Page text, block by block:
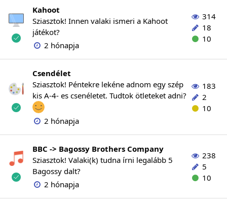
Kahoot
Sziasztok! Innen valaki ismeri a Kahoot
játékot?
2 hónapja
314
18
10
Csendélet
Sziasztok! Péntekre lekéne adnom egy szép
kis A-4- es csenéletet. Tudtok ötleteket adni?
2 hónapja
183
2
10
BBC -> Bagossy Brothers Company
Sziasztok! Valaki(k) tudna írni legalább 5
Bagossy dalt?
2 hónapja
238
5
10